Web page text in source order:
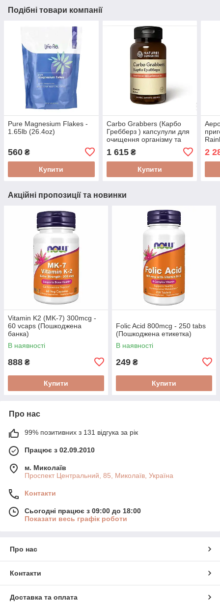
Подібні товари компанії
Pure Magnesium Flakes -
1.65lb (26.4oz)
560 ₴
Купити
Carbo Grabbers (Карбо
Гребберз ) капсулули для
очищення організму та
1 615₴
Купити
та
2
Акційні пропозиції та новинки
Vitamin K2 (MK-7) 300mcg -
60 vcaps (Пошкоджена
банка)
В наявності
888 ₴
Купити
Folic Acid 800mcg - 250 tabs
(Пошкоджена етикетка)
В наявності
249 ₴
Купити
Про нас
99% позитивних з 131 відгука за рік
Працює з 02.09.2010
м. Миколаїв
Проспект Центральний, 85, Миколаїв, Україна
Контакти
Сьогодні працює з 09:00 до 18:00
Показати весь графік роботи
Про нас
Контакти
Доставка та оплата